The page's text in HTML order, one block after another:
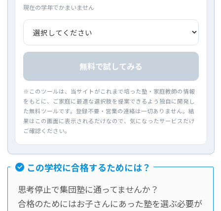
現在の学年でかまいません
無料で試してみる
※このツールは、当サイトがこれまで培った塾・家庭教師の情報
をもとに、ご家庭に最適な選択肢を提案できるよう独自に開発し
た無料ツールです。登録不要・営業の連絡は一切ありません。結
果はこの画面に表示されるだけなので、気になったサービスだけ
ご確認ください。
この学校に合格するためには？
思考停止で集団塾に通ってませんか？
合格のためにはお子さんにあった塾を選ぶ必要が